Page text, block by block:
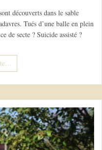
découverts dans le sable
Tués d’une balle en plein
de secte ? Suicide assisté ?